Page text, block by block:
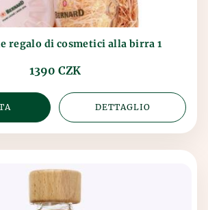
regalo di cosmetici alla birra 1
1390 CZK
DETTAGLIO